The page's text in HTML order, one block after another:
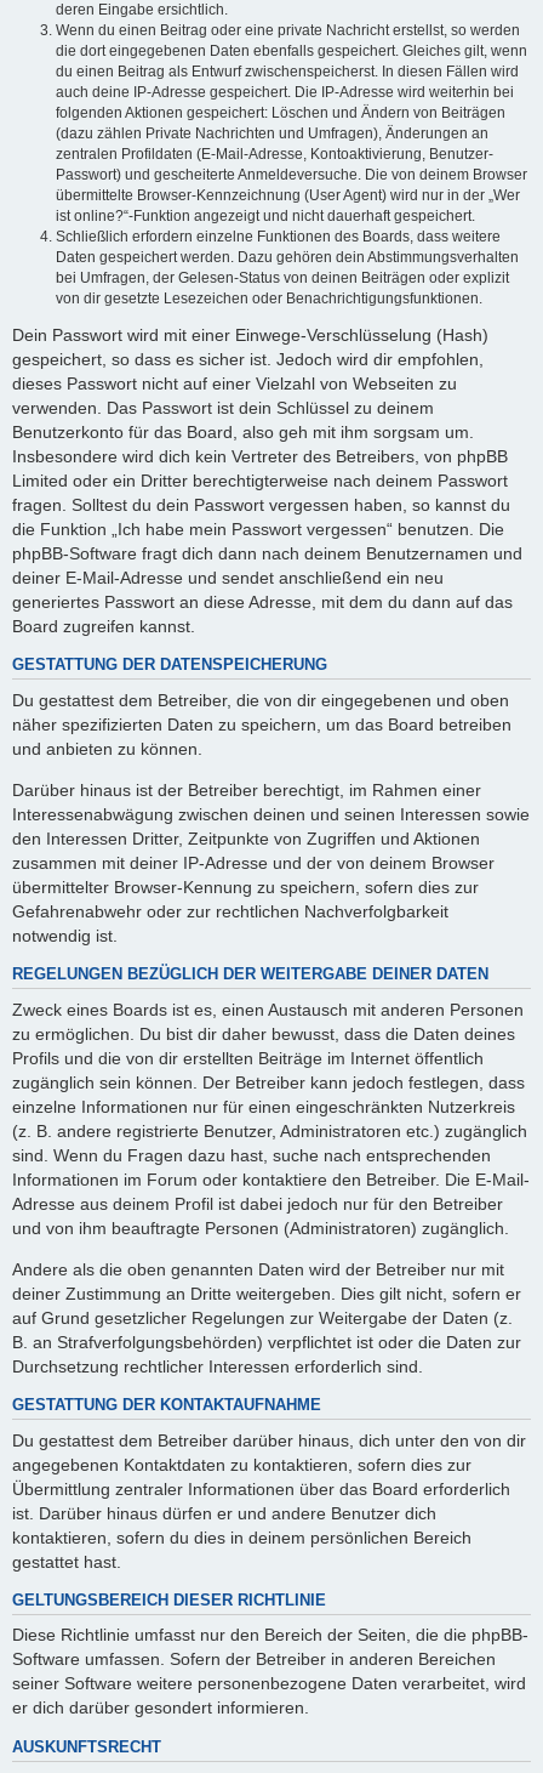
deren Eingabe ersichtlich.
Wenn du einen Beitrag oder eine private Nachricht erstellst, so werden
die dort eingegebenen Daten ebenfalls gespeichert. Gleiches gilt, wenn
du einen Beitrag als Entwurf zwischenspeicherst. In diesen Fällen wird
auch deine IP-Adresse gespeichert. Die IP-Adresse wird weiterhin bei
folgenden Aktionen gespeichert: Löschen und Ändern von Beiträgen
(dazu zählen Private Nachrichten und Umfragen), Änderungen an
zentralen Profildaten (E-Mail-Adresse, Kontoaktivierung, Benutzer-
Passwort) und gescheiterte Anmeldeversuche. Die von deinem Browser
übermittelte Browser-Kennzeichnung (User Agent) wird nur in der „Wer
ist online?“-Funktion angezeigt und nicht dauerhaft gespeichert.
Schließlich erfordern einzelne Funktionen des Boards, dass weitere
Daten gespeichert werden. Dazu gehören dein Abstimmungsverhalten
bei Umfragen, der Gelesen-Status von deinen Beiträgen oder explizit
von dir gesetzte Lesezeichen oder Benachrichtigungsfunktionen.
Dein Passwort wird mit einer Einwege-Verschlüsselung (Hash)
gespeichert, so dass es sicher ist. Jedoch wird dir empfohlen,
dieses Passwort nicht auf einer Vielzahl von Webseiten zu
verwenden. Das Passwort ist dein Schlüssel zu deinem
Benutzerkonto für das Board, also geh mit ihm sorgsam um.
Insbesondere wird dich kein Vertreter des Betreibers, von phpBB
Limited oder ein Dritter berechtigterweise nach deinem Passwort
fragen. Solltest du dein Passwort vergessen haben, so kannst du
die Funktion „Ich habe mein Passwort vergessen“ benutzen. Die
phpBB-Software fragt dich dann nach deinem Benutzernamen und
deiner E-Mail-Adresse und sendet anschließend ein neu
generiertes Passwort an diese Adresse, mit dem du dann auf das
Board zugreifen kannst.
GESTATTUNG DER DATENSPEICHERUNG
Du gestattest dem Betreiber, die von dir eingegebenen und oben
näher spezifizierten Daten zu speichern, um das Board betreiben
und anbieten zu können.
Darüber hinaus ist der Betreiber berechtigt, im Rahmen einer
Interessenabwägung zwischen deinen und seinen Interessen sowie
den Interessen Dritter, Zeitpunkte von Zugriffen und Aktionen
zusammen mit deiner IP-Adresse und der von deinem Browser
übermittelter Browser-Kennung zu speichern, sofern dies zur
Gefahrenabwehr oder zur rechtlichen Nachverfolgbarkeit
notwendig ist.
REGELUNGEN BEZÜGLICH DER WEITERGABE DEINER DATEN
Zweck eines Boards ist es, einen Austausch mit anderen Personen
zu ermöglichen. Du bist dir daher bewusst, dass die Daten deines
Profils und die von dir erstellten Beiträge im Internet öffentlich
zugänglich sein können. Der Betreiber kann jedoch festlegen, dass
einzelne Informationen nur für einen eingeschränkten Nutzerkreis
(z. B. andere registrierte Benutzer, Administratoren etc.) zugänglich
sind. Wenn du Fragen dazu hast, suche nach entsprechenden
Informationen im Forum oder kontaktiere den Betreiber. Die E-Mail-
Adresse aus deinem Profil ist dabei jedoch nur für den Betreiber
und von ihm beauftragte Personen (Administratoren) zugänglich.
Andere als die oben genannten Daten wird der Betreiber nur mit
deiner Zustimmung an Dritte weitergeben. Dies gilt nicht, sofern er
auf Grund gesetzlicher Regelungen zur Weitergabe der Daten (z.
B. an Strafverfolgungsbehörden) verpflichtet ist oder die Daten zur
Durchsetzung rechtlicher Interessen erforderlich sind.
GESTATTUNG DER KONTAKTAUFNAHME
Du gestattest dem Betreiber darüber hinaus, dich unter den von dir
angegebenen Kontaktdaten zu kontaktieren, sofern dies zur
Übermittlung zentraler Informationen über das Board erforderlich
ist. Darüber hinaus dürfen er und andere Benutzer dich
kontaktieren, sofern du dies in deinem persönlichen Bereich
gestattet hast.
GELTUNGSBEREICH DIESER RICHTLINIE
Diese Richtlinie umfasst nur den Bereich der Seiten, die die phpBB-
Software umfassen. Sofern der Betreiber in anderen Bereichen
seiner Software weitere personenbezogene Daten verarbeitet, wird
er dich darüber gesondert informieren.
AUSKUNFTSRECHT